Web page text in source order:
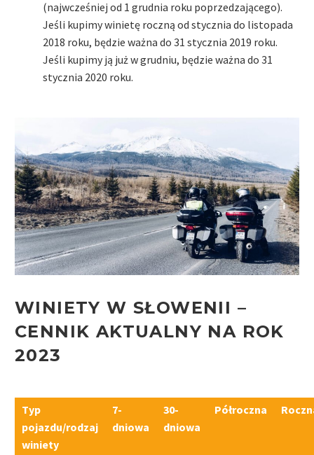
(najwcześniej od 1 grudnia roku poprzedzającego).
Jeśli kupimy winietę roczną od stycznia do listopada
2018 roku, będzie ważna do 31 stycznia 2019 roku.
Jeśli kupimy ją już w grudniu, będzie ważna do 31
stycznia 2020 roku.
WINIETY W SŁOWENII –
CENNIK AKTUALNY NA ROK
2023
Typ
pojazdu/rodzaj
winiety
7-
dniowa
30-
dniowa
Półroczna